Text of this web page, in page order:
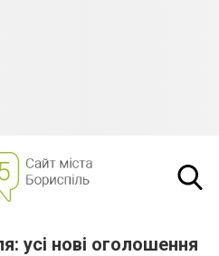
усі нові оголошення